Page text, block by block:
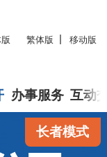
繁体版 移动版
办事服务 互动
长者模式